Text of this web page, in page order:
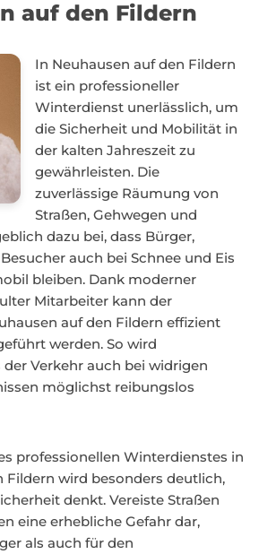
auf den Fildern
In Neuhausen auf den Fildern
ist ein professioneller
Winterdienst unerlässlich, um
die Sicherheit und Mobilität in
der kalten Jahreszeit zu
gewährleisten. Die
zuverlässige Räumung von
Straßen, Gehwegen und
dazu bei, dass Bürger,
auch bei Schnee und Eis
bleiben. Dank moderner
Mitarbeiter kann der
auf den Fildern effizient
werden. So wird
Verkehr auch bei widrigen
möglichst reibungslos
professionellen Winterdienstes in
Fildern wird besonders deutlich,
denkt. Vereiste Straßen
eine erhebliche Gefahr dar,
als auch für den